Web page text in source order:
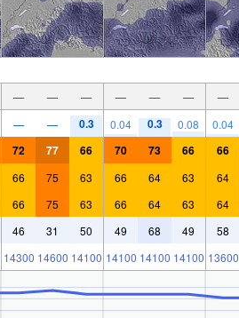
— — — — — — —
— — 0.3 0.04 0.3 0.08 0.04
72 77 66 70 73 66 66
66 75 63 66 64 63 64
66 75 63 66 64 63 64
46 31 50 49 68 49 58
14300 14600 14100 14100 14100 14100 13600